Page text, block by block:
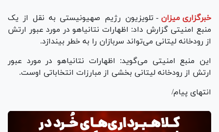
خبرگزاری میزان - تلویزیون رژیم صهیونیستی به نقل از یک
منبع امنیتی گزارش داد: اظهارات نتانیاهو در مورد عبور ارتش
از رودخانه لیتانی می‌تواند سربازان را به خطر بیندازد.
این منبع امنیتی می‌گوید: اظهارات نتانیاهو در مورد عبور
ارتش از رودخانه لیتانی بخشی از مبارزات انتخاباتی اوست.
انتهای پیام/